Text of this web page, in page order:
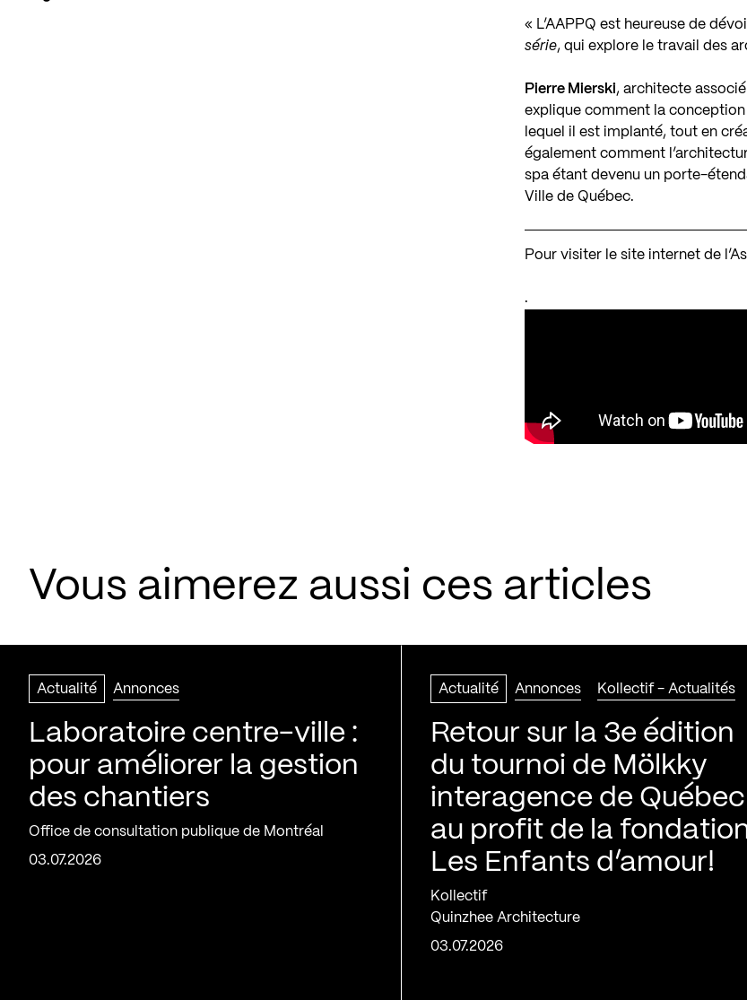
« L’AAPPQ est heureuse de
série, qui explore le travail des
Pierre Mierski, architecte
explique comment la
lequel il est implanté, tout en
également comment
spa étant devenu un porte-
Ville de Québec.
Pour visiter le site internet de
.
Vous aimerez aussi ces articles
Actualité Annonces
Laboratoire centre-ville :
pour améliorer la gestion
des chantiers
Office de consultation publique de Montréal
03.07.2026
Actualité Annonces Kollectif - Actualités
Retour sur la 3e édition
du tournoi de Mölkky
interagence de Québec
au profit de la
Les Enfants d’amour!
Kollectif
Quinzhee Architecture
03.07.2026